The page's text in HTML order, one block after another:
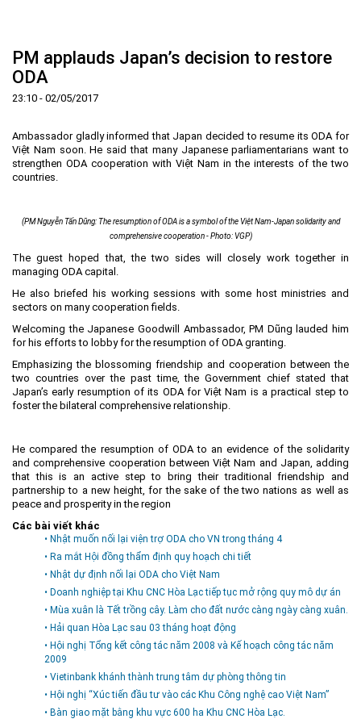
Lịch sử hình thành và phát triển
Tầm nhìn - Sứ mệnh
Cơ cấu tổ chức
Chức năng, nhiệm vụ
Tin tức - sự kiện
Ban Quản lý Khu
Doanh nghiệp
Hợp tác quốc tế
Cách mạng công nghiệp lần thứ 4
Quy hoạch
Quy hoạch khu chức năng
Vị trí
Cơ sở hạ tầng
Cơ chế Một cửa
Nguồn nhân lực
Nhà đầu tư
Hướng dẫn đầu tư
Tiêu chí đầu tư
Lĩnh vực đầu tư
Quản lý và vận hành dự án đầu tư
Các thủ tục hành chính
Doanh nghiệp
Đất đai
Đầu tư
Khu CNC Hòa Lạc
Môi trường
Quy hoạch - Xây dựng
Công nghệ và Sản phẩm
Văn bản khác
Thông báo ▼
Thông báo chung
Tuyển dụng
Công khai ngân sách
Dữ liệu mở
FAQs
Liên hệ - Liên kết
Liên kết
PM applauds Japan’s decision to restore
ODA
23:10 - 02/05/2017
Ambassador gladly informed that Japan decided to resume its ODA for
Việt Nam soon. He said that many Japanese parliamentarians want to
strengthen ODA cooperation with Việt Nam in the interests of the two
countries.
(PM Nguyễn Tấn Dũng: The resumption of ODA is a symbol of the Việt Nam-Japan solidarity and
comprehensive cooperation - Photo: VGP)
The guest hoped that, the two sides will closely work together in
managing ODA capital.
He also briefed his working sessions with some host ministries and
sectors on many cooperation fields.
Welcoming the Japanese Goodwill Ambassador, PM Dũng lauded him
for his efforts to lobby for the resumption of ODA granting.
Emphasizing the blossoming friendship and cooperation between the
two countries over the past time, the Government chief stated that
Japan’s early resumption of its ODA for Việt Nam is a practical step to
foster the bilateral comprehensive relationship.
He compared the resumption of ODA to an evidence of the solidarity
and comprehensive cooperation between Việt Nam and Japan, adding
that this is an active step to bring their traditional friendship and
partnership to a new height, for the sake of the two nations as well as
peace and prosperity in the region
Các bài viết khác
• Nhật muốn nối lại viện trợ ODA cho VN trong tháng 4
• Ra mắt Hội đồng thẩm định quy hoạch chi tiết
• Nhật dự định nối lại ODA cho Việt Nam
• Doanh nghiệp tại Khu CNC Hòa Lạc tiếp tục mở rộng quy mô dự án
• Mùa xuân là Tết trồng cây. Làm cho đất nước càng ngày càng xuân.
• Hải quan Hòa Lạc sau 03 tháng hoạt động
• Hội nghị Tổng kết công tác năm 2008 và Kế hoạch công tác năm
2009
• Vietinbank khánh thành trung tâm dự phòng thông tin
• Hội nghị “Xúc tiến đầu tư vào các Khu Công nghệ cao Việt Nam”
• Bàn giao mặt bằng khu vực 600 ha Khu CNC Hòa Lạc.